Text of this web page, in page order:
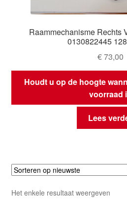
Raammechanisme Rechts
0130822445
€73,00
Houdt u op de hoogte
voorraad
Lees
Het enkele resultaat weergeven